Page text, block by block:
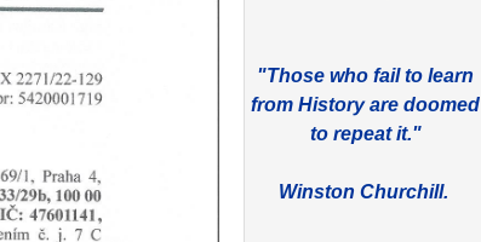
"Those who fail to learn
from History are doomed
to repeat it."
Winston Churchill.